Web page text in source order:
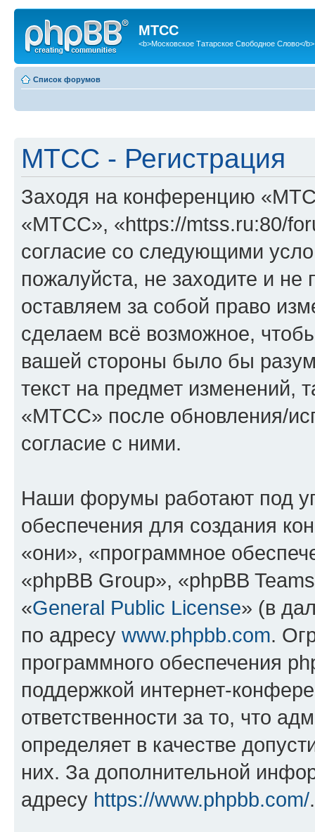
МТСС
<b>Московское Татарское Свободное Слово</b>
Список форумов
МТСС - Регистрация
Заходя на конференцию
«МТСС», «https://mtss.ru:80/
согласие со следующими
пожалуйста, не заходите и
оставляем за собой право
сделаем всё возможное,
вашей стороны было бы
текст на предмет изменений,
«МТСС» после обновления/
согласие с ними.
Наши форумы работают под
обеспечения для создания
«они», «программное
«phpBB Group», «phpBB
«General Public License» (в
по адресу www.phpbb.com.
программного обеспечения
поддержкой интернет-
ответственности за то, что
определяет в качестве
них. За дополнительной
адресу https://www.phpbb.com/.